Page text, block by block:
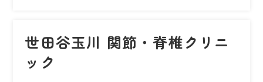
世田谷玉川 関節・脊椎クリニ
ック